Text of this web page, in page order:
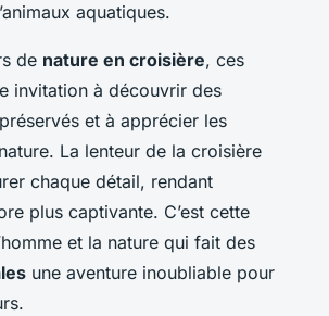
aquatiques.
de nature en croisière, ces
invitation à découvrir des
et à apprécier les
La lenteur de la croisière
chaque détail, rendant
plus captivante. C’est cette
et la nature qui fait des
une aventure inoubliable pour